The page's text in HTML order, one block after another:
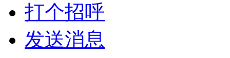
打个招呼
发送消息